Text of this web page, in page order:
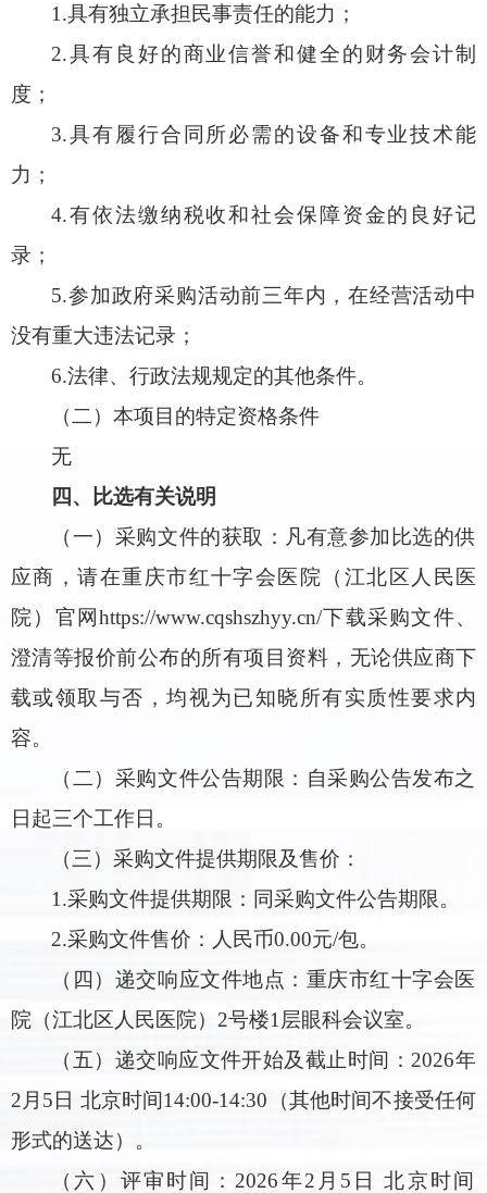
1.具有独立承担民事责任的能力；
2.具有良好的商业信誉和健全的财务会计制
度；
3.具有履行合同所必需的设备和专业技术能
力；
4.有依法缴纳税收和社会保障资金的良好记
录；
5.参加政府采购活动前三年内，在经营活动中
没有重大违法记录；
6.法律、行政法规规定的其他条件。
（二）本项目的特定资格条件
无
四、比选有关说明
（一）采购文件的获取：凡有意参加比选的供
应商，请在重庆市红十字会医院（江北区人民医
院）官网https://www.cqshszhyy.cn/下载采购文件、
澄清等报价前公布的所有项目资料，无论供应商下
载或领取与否，均视为已知晓所有实质性要求内
容。
（二）采购文件公告期限：自采购公告发布之
日起三个工作日。
（三）采购文件提供期限及售价：
1.采购文件提供期限：同采购文件公告期限。
2.采购文件售价：人民币0.00元/包。
（四）递交响应文件地点：重庆市红十字会医
院（江北区人民医院）2号楼1层眼科会议室。
（五）递交响应文件开始及截止时间：2026年
2月5日 北京时间14:00-14:30（其他时间不接受任何
形式的送达）。
（六）评审时间：2026年2月5日 北京时间